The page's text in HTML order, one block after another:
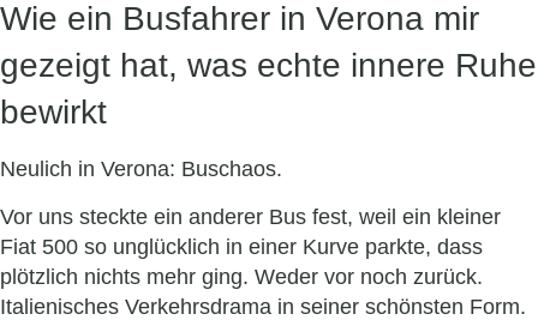
Wie ein Busfahrer in Verona mir
gezeigt hat, was echte innere Ruhe
bewirkt
Neulich in Verona: Buschaos.
Vor uns steckte ein anderer Bus fest, weil ein kleiner
Fiat 500 so unglücklich in einer Kurve parkte, dass
plötzlich nichts mehr ging. Weder vor noch zurück.
Italienisches Verkehrsdrama in seiner schönsten Form.